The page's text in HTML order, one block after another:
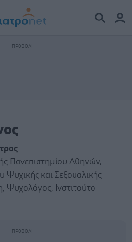
Πανεπιστημίου Αθηνών,
Ψυχικής και Σεξουαλικής
Ψυχολόγος, Ινστιτούτο